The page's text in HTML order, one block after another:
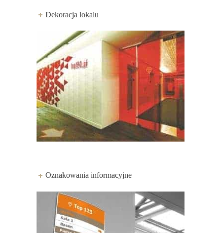
Dekoracja lokalu
Oznakowania informacyjne